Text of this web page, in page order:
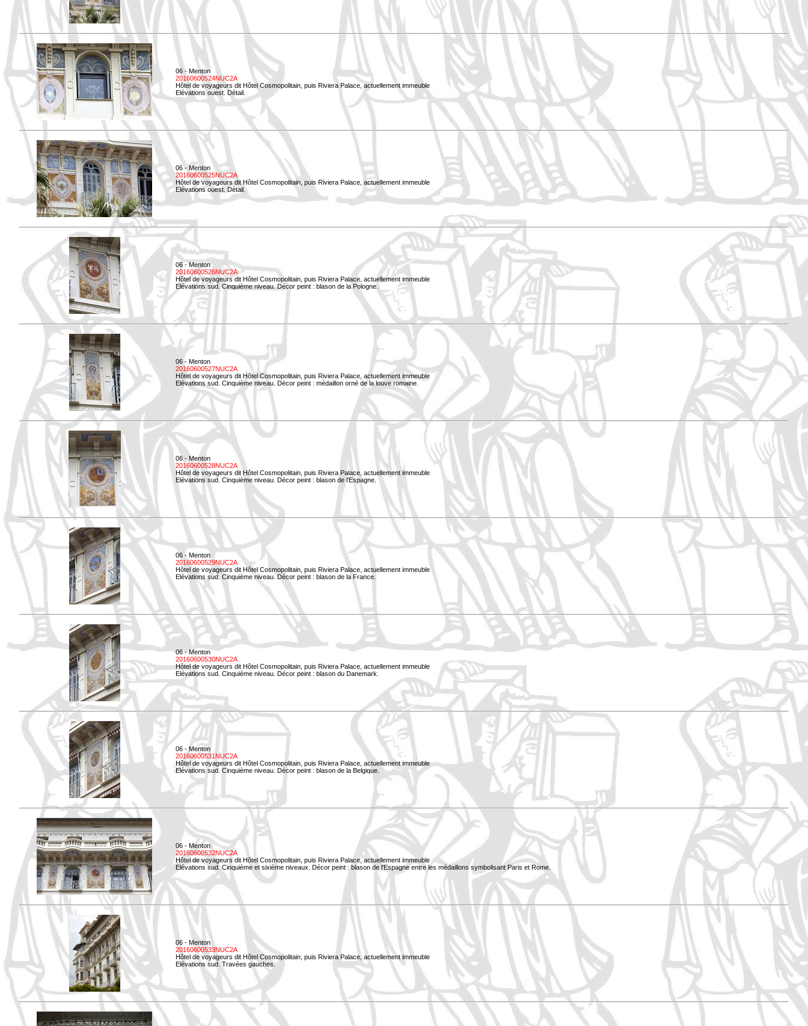
06 - Menton
20160600524NUC2A
Hôtel de voyageurs dit Hôtel Cosmopolitain, puis Riviera Palace, actuellement immeuble
Elévations ouest. Détail.
06 - Menton
20160600525NUC2A
Hôtel de voyageurs dit Hôtel Cosmopolitain, puis Riviera Palace, actuellement immeuble
Elévations ouest. Détail.
06 - Menton
20160600526NUC2A
Hôtel de voyageurs dit Hôtel Cosmopolitain, puis Riviera Palace, actuellement immeuble
Elévations sud. Cinquième niveau. Décor peint : blason de la Pologne.
06 - Menton
20160600527NUC2A
Hôtel de voyageurs dit Hôtel Cosmopolitain, puis Riviera Palace, actuellement immeuble
Elévations sud. Cinquième niveau. Décor peint : médaillon orné de la louve romaine.
06 - Menton
20160600528NUC2A
Hôtel de voyageurs dit Hôtel Cosmopolitain, puis Riviera Palace, actuellement immeuble
Elévations sud. Cinquième niveau. Décor peint : blason de l'Espagne.
06 - Menton
20160600529NUC2A
Hôtel de voyageurs dit Hôtel Cosmopolitain, puis Riviera Palace, actuellement immeuble
Elévations sud. Cinquième niveau. Décor peint : blason de la France.
06 - Menton
20160600530NUC2A
Hôtel de voyageurs dit Hôtel Cosmopolitain, puis Riviera Palace, actuellement immeuble
Elévations sud. Cinquième niveau. Décor peint : blason du Danemark.
06 - Menton
20160600531NUC2A
Hôtel de voyageurs dit Hôtel Cosmopolitain, puis Riviera Palace, actuellement immeuble
Elévations sud. Cinquième niveau. Décor peint : blason de la Belgique.
06 - Menton
20160600532NUC2A
Hôtel de voyageurs dit Hôtel Cosmopolitain, puis Riviera Palace, actuellement immeuble
Elévations sud. Cinquième et sixième niveaux. Décor peint : blason de l'Espagne entre les médaillons symbolisant Paris et Rome.
06 - Menton
20160600533NUC2A
Hôtel de voyageurs dit Hôtel Cosmopolitain, puis Riviera Palace, actuellement immeuble
Elévations sud. Travées gauches.